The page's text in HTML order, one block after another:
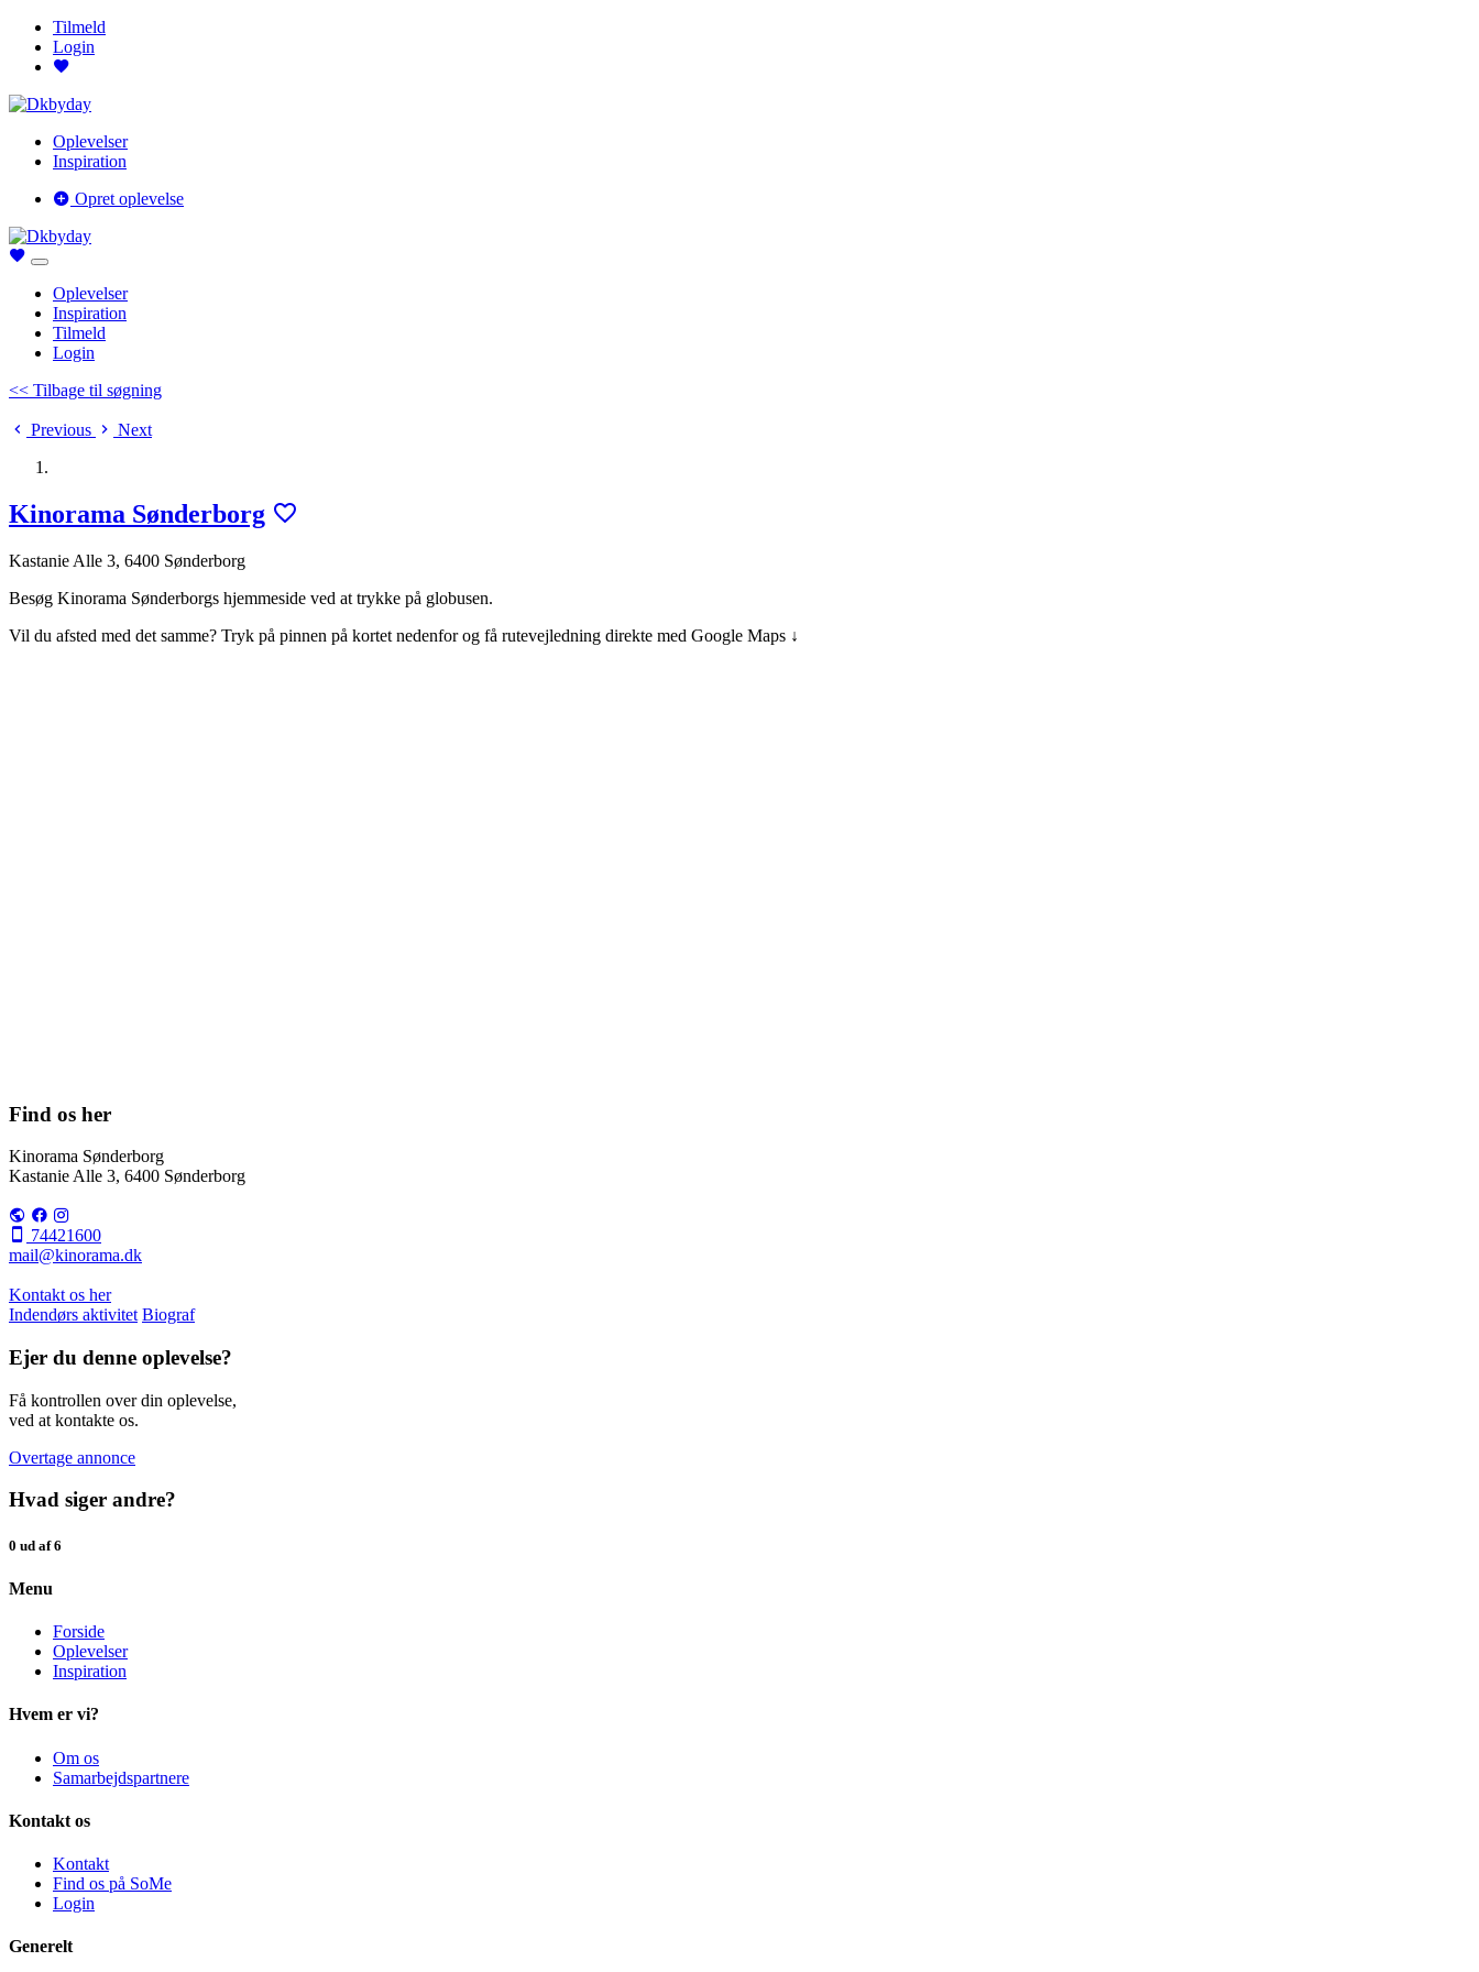
Tilmeld
Login
Oplevelser
Inspiration
Opret oplevelse
Oplevelser
Inspiration
Tilmeld
Login
<< Tilbage til søgning
Previous Next
Kinorama Sønderborg
Kastanie Alle 3, 6400 Sønderborg
Besøg Kinorama Sønderborgs hjemmeside ved at trykke på globusen.
Vil du afsted med det samme? Tryk på pinnen på kortet nedenfor og få rutevejledning direkte med Google Maps ↓
Find os her
Kinorama Sønderborg
Kastanie Alle 3, 6400 Sønderborg
74421600
mail@kinorama.dk
Kontakt os her
Indendørs aktivitet Biograf
Ejer du denne oplevelse?
Få kontrollen over din oplevelse,
ved at kontakte os.
Overtage annonce
Hvad siger andre?
0 ud af 6
Menu
Forside
Oplevelser
Inspiration
Hvem er vi?
Om os
Samarbejdspartnere
Kontakt os
Kontakt
Find os på SoMe
Login
Generelt